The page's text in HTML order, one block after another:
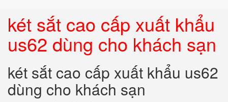
két sắt cao cấp xuất khẩu
us62 dùng cho khách sạn
két sắt cao cấp xuất khẩu us62
dùng cho khách sạn